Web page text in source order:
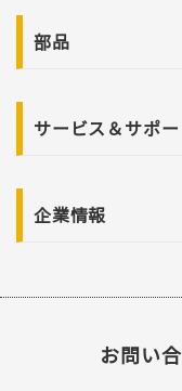
部品
サービス＆サポー
企業情報
お問い